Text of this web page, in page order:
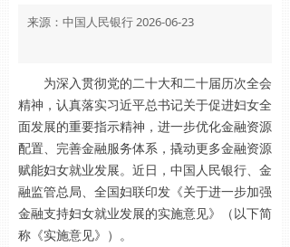
为深入贯彻党的二十大和二十届历次全会
精神，认真落实习近平总书记关于促进妇女全
面发展的重要指示精神，进一步优化金融资源
配置、完善金融服务体系，撬动更多金融资源
赋能妇女就业发展。近日，中国人民银行、金
融监管总局、全国妇联印发《关于进一步加强
金融支持妇女就业发展的实施意见》（以下简
称《实施意见》）。
来源：中国人民银行 2026-06-23